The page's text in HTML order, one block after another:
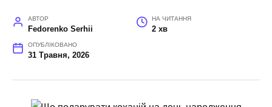
АВТОР
Fedorenko Serhii
НА ЧИТАННЯ
2 хв
ОПУБЛІКОВАНО
31 Травня, 2026